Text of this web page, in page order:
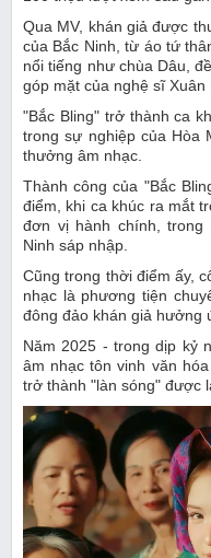
Qua MV, khán giả được
của Bắc Ninh, từ áo tứ
nổi tiếng như chùa Dâu,
góp mặt của nghệ sĩ Xuân
"Bắc Bling" trở thành ca
trong sự nghiệp của Hòa
thưởng âm nhạc.
Thành công của "Bắc
điểm, khi ca khúc ra mắt
đơn vị hành chính,
Ninh sáp nhập.
Cũng trong thời điểm ấy,
nhạc là phương tiện
đông đảo khán giả hưởng
Năm 2025 - trong dịp kỷ
âm nhạc tôn vinh văn
trở thành "làn sóng" được